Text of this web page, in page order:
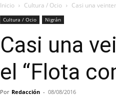
Inicio Cultura / Ocio Casi una
Cultura / Ocio Nigrán
Casi una
el “Flota
Por Redacción - 08/08/2016